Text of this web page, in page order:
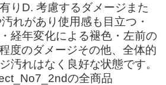
りD. 考慮するダメージまた
れがあり使用感も目立つ・
経年変化による褪色・左前の
度のダメージその他、全体的
汚れはなく良好な状態です。
の全商品